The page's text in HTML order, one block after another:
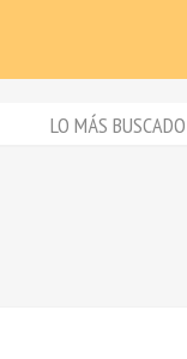
LO MÁS BUSCADO